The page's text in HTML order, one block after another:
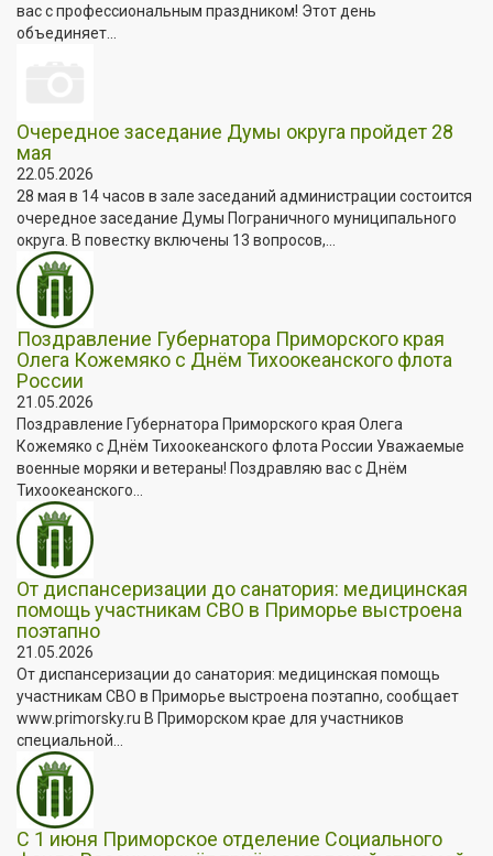
вас с профессиональным праздником! Этот день
объединяет...
Очередное заседание Думы округа пройдет 28
мая
22.05.2026
28 мая в 14 часов в зале заседаний администрации состоится
очередное заседание Думы Пограничного муниципального
округа. В повестку включены 13 вопросов,...
Поздравление Губернатора Приморского края
Олега Кожемяко с Днём Тихоокеанского флота
России
21.05.2026
Поздравление Губернатора Приморского края Олега
Кожемяко с Днём Тихоокеанского флота России Уважаемые
военные моряки и ветераны! Поздравляю вас с Днём
Тихоокеанского...
От диспансеризации до санатория: медицинская
помощь участникам СВО в Приморье выстроена
поэтапно
21.05.2026
От диспансеризации до санатория: медицинская помощь
участникам СВО в Приморье выстроена поэтапно, сообщает
www.primorsky.ru В Приморском крае для участников
специальной...
С 1 июня Приморское отделение Социального